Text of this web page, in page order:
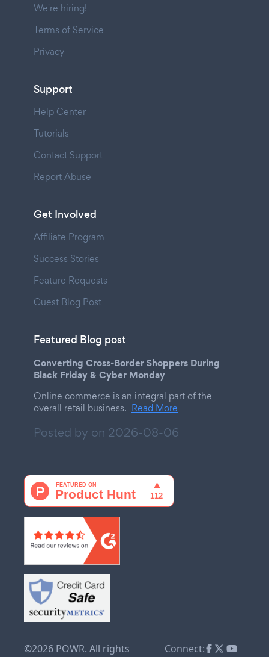
We're hiring!
Terms of Service
Privacy
Support
Help Center
Tutorials
Contact Support
Report Abuse
Get Involved
Affiliate Program
Success Stories
Feature Requests
Guest Blog Post
Featured Blog post
Converting Cross-Border Shoppers During
Black Friday & Cyber Monday
Online commerce is an integral part of the
overall retail business. Read More
Posted by on 2026-08-06
©2026 POWR. All rights
Connect: